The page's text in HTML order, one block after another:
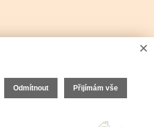
×
Odmítnout Přijímám vše